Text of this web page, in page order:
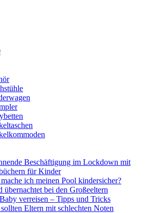
Beschäftigung im Lockdown mit
für Kinder
ich meinen Pool kindersicher?
übernachtet bei den Großeeltern
verreisen – Tipps und Tricks
Eltern mit schlechten Noten